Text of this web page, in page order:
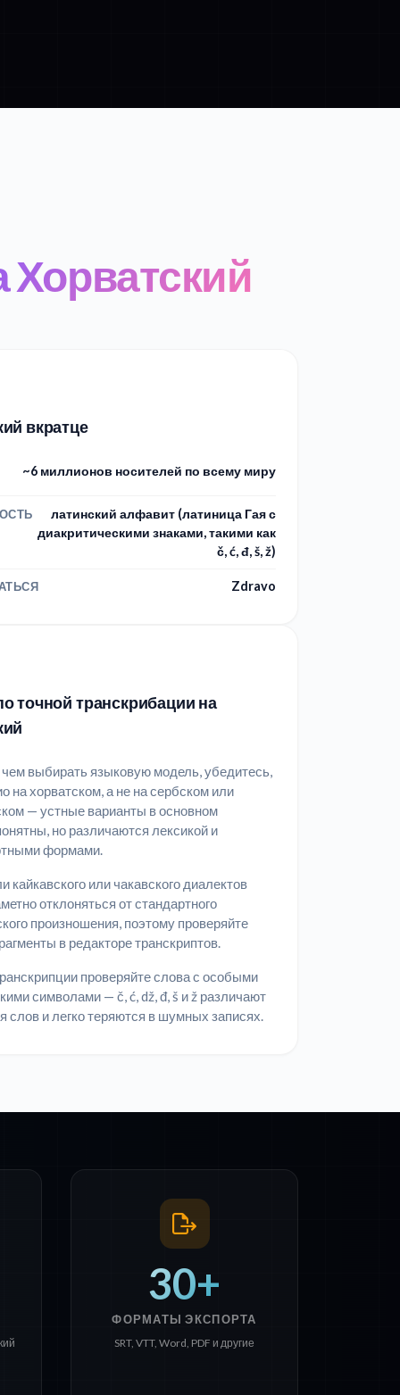
Хорватский
вкратце
~6 миллионов носителей по всему миру
латинский алфавит (латиница Гая с
диакритическими знаками, такими как
č, ć, đ, š, ž)
Zdravo
точной транскрибации на
выбирать языковую модель, убедитесь,
на хорватском, а не на сербском или
— устные варианты в основном
но различаются лексикой и
формами.
кайкавского или чакавского диалектов
отклоняться от стандартного
произношения, поэтому проверяйте
в редакторе транскриптов.
проверяйте слова с особыми
символами — č, ć, dž, đ, š и ž различают
слов и легко теряются в шумных записях.
30+
ФОРМАТЫ ЭКСПОРТА
SRT, VTT, Word, PDF и другие